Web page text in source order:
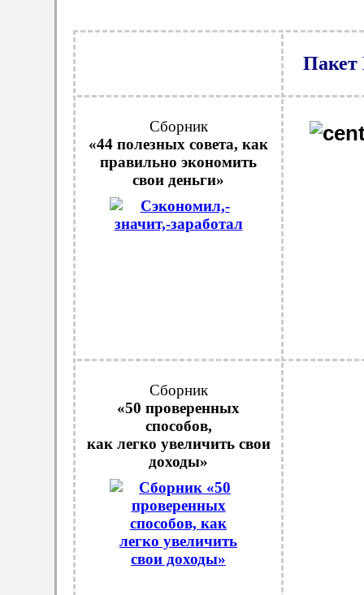
Сборник
«44 полезных совета, как
правильно экономить
свои деньги»
Сборник
«50 проверенных
способов,
как легко увеличить свои
доходы»